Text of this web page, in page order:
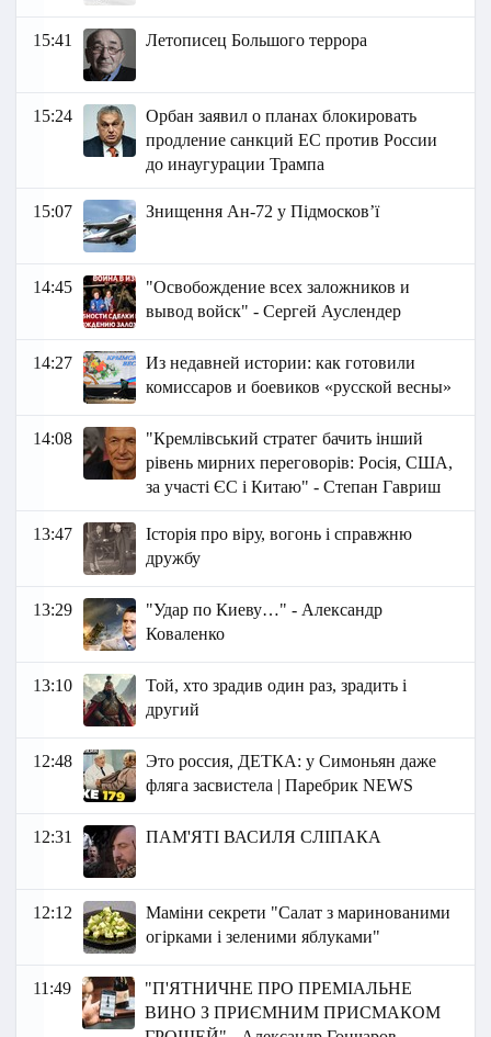
15:41 Летописец Большого террора
15:24
Орбан заявил о планах блокировать
продление санкций ЕС против России
до инаугурации Трампа
15:07 Знищення Ан-72 у Підмосков’ї
14:45
"Освобождение всех заложников и
вывод войск" - Сергей Ауслендер
14:27
Из недавней истории: как готовили
комиссаров и боевиков «русской весны»
14:08
"Кремлівський стратег бачить інший
рівень мирних переговорів: Росія, США,
за участі ЄС і Китаю" - Степан Гавриш
13:47
Історія про віру, вогонь і справжню
дружбу
13:29
"Удар по Киеву…" - Александр
Коваленко
13:10
Той, хто зрадив один раз, зрадить і
другий
12:48
Это россия, ДЕТКА: у Симоньян даже
фляга засвистела | Паребрик NEWS
12:31 ПАМ'ЯТІ ВАСИЛЯ СЛІПАКА
12:12
Маміни секрети "Салат з маринованими
огірками і зеленими яблуками"
11:49
"П'ЯТНИЧНЕ ПРО ПРЕМІАЛЬНЕ
ВИНО З ПРИЄМНИМ ПРИСМАКОМ